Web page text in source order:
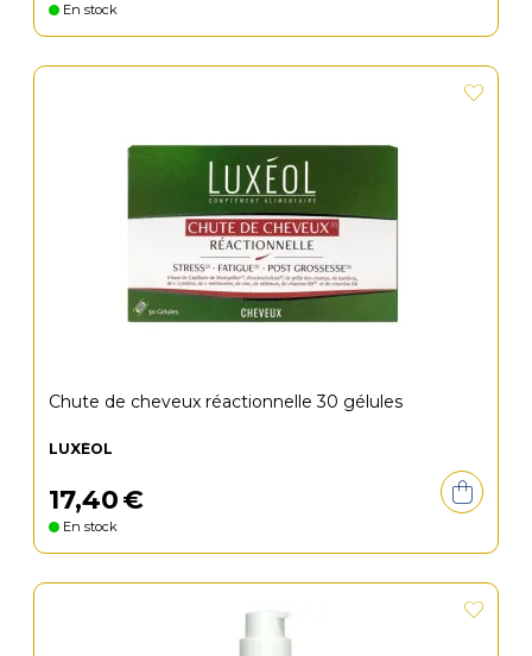
En stock
Chute de cheveux réactionnelle 30 gélules
LUXÉOL
17,40€
En stock